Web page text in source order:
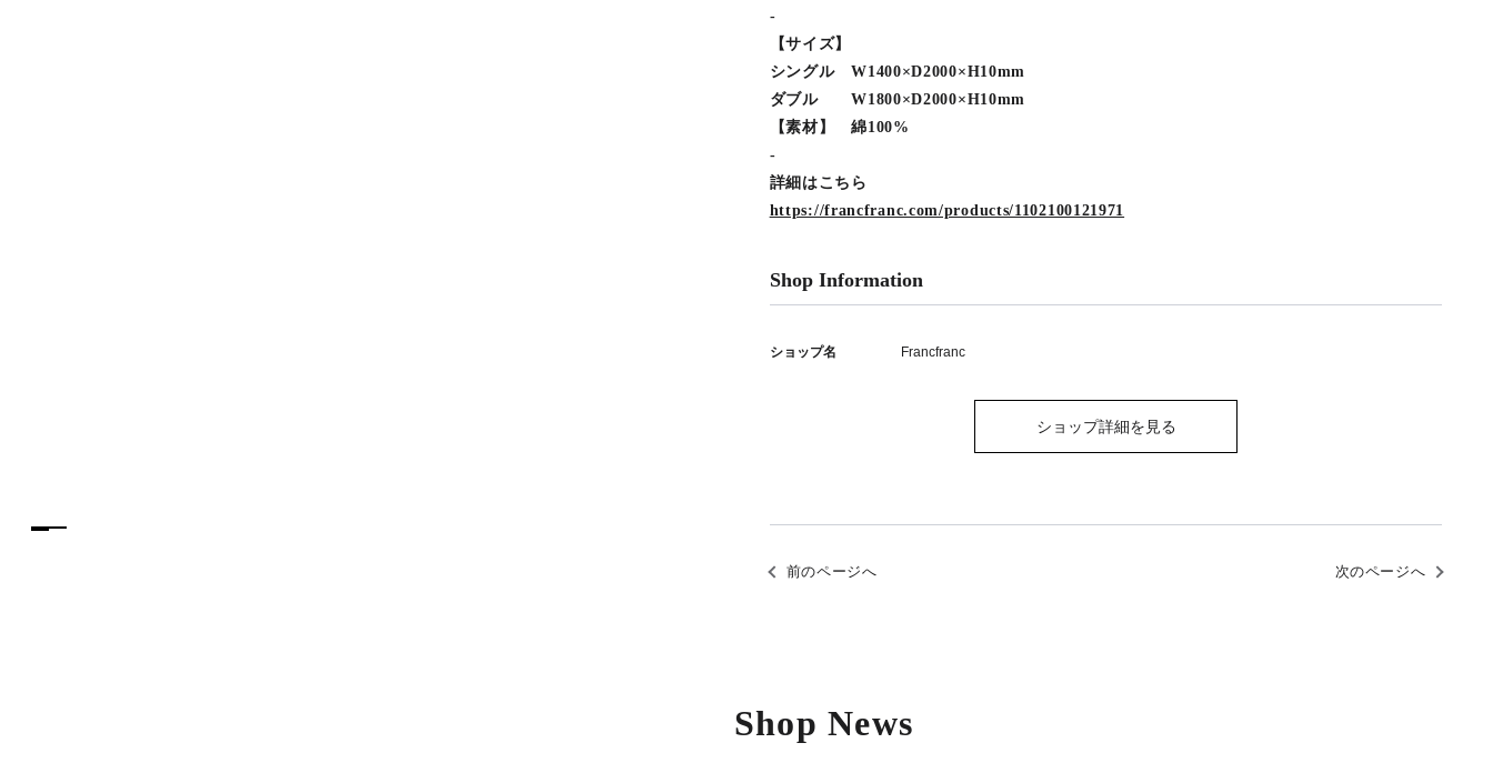
-
【サイズ】
シングル W1400×D2000×H10mm
ダブル W1800×D2000×H10mm
【素材】 綿100%
-
詳細はこちら
https://francfranc.com/products/1102100121971
Shop Information
ショップ名 Francfranc
ショップ詳細を見る
前のページへ 次のページへ
Shop News